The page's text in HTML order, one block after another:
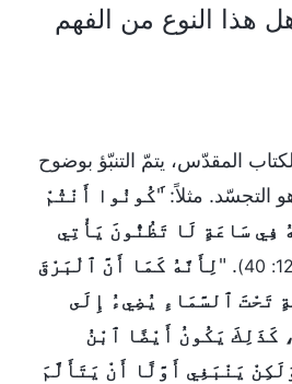
هذا النوع من الفهم
المقدّس، يتمّ التنبّؤ بوضوح
التجسّد. مثلاً: "َكُونُوا أَنْتُمْ
فِي سَاعَةٍ لَا تَظُنُّونَ يَأْتِي
. "لِأَنَّهُ كَمَا أَنَّ ٱلْبَرْقَ
تَحْتَ ٱلسَّمَاءِ يُضِيءُ إِلَى
كَذَلِكَ يَكُونُ أَيْضًا ٱبْنُ
يَنْبَغِي أَوَّلًا أَنْ يَتَأَلَّمَ